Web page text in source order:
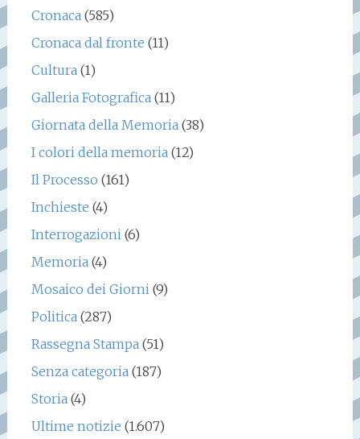
Cronaca(585)
Cronaca dal fronte (11)
Cultura(1)
Galleria Fotografica(11)
Giornata della Memoria(38)
I colori della memoria(12)
Il Processo (161)
Inchieste (4)
Interrogazioni(6)
Memoria(4)
Mosaico dei Giorni(9)
Politica(287)
Rassegna Stampa(51)
Senza categoria(187)
Storia(4)
Ultime notizie (1.607)